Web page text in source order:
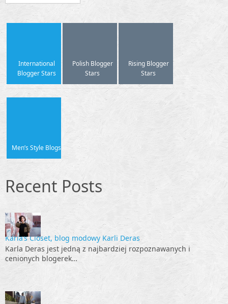
International
Blogger Stars
Polish Blogger
Stars
Rising Blogger
Stars
Men’s Style Blogs
Recent Posts
Karla’s Closet, blog modowy Karli Deras
Karla Deras jest jedną z najbardziej rozpoznawanych i
cenionych blogerek…